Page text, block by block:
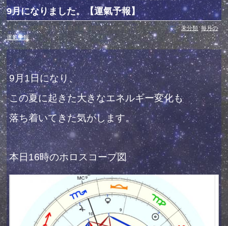
9月になりました。【運氣予報】
投稿日 : 2018年9月1日 最終更新日時 : 2018年9月11日 カテゴリー :未分類,毎月の
運氣予報
9月1日になり、
この夏に起きた大きなエネルギー変化も
落ち着いてきた気がします。
本日16時のホロスコープ図